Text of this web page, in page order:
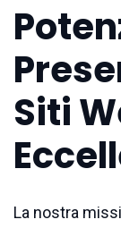
Siti
La nostra